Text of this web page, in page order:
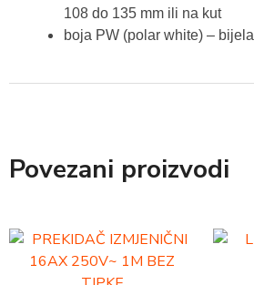
108 do 135 mm ili na kut
boja PW (polar white) – bijela
Povezani proizvodi